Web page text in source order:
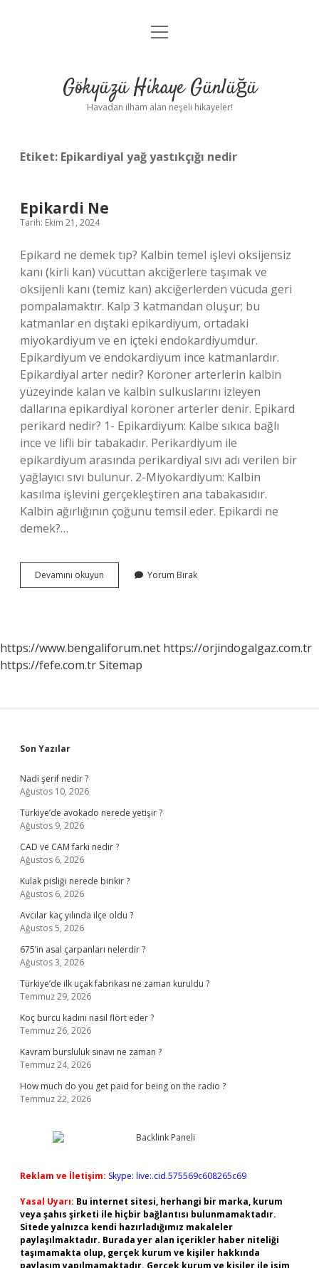
Anasayfa
Yasal Uyarı
menüyü
Gökyüzü Hikaye Günlüğü
Havadan ilham alan neşeli hikayeler!
Etiket: Epikardiyal yağ yastıkçığı nedir
Epikardi Ne
Tarih: Ekim 21, 2024
Epikard ne demek tıp? Kalbin temel işlevi oksijensiz
kanı (kirli kan) vücuttan akciğerlere taşımak ve
oksijenli kanı (temiz kan) akciğerlerden vücuda geri
pompalamaktır. Kalp 3 katmandan oluşur; bu
katmanlar en dıştaki epikardiyum, ortadaki
miyokardiyum ve en içteki endokardiyumdur.
Epikardiyum ve endokardiyum ince katmanlardır.
Epikardiyal arter nedir? Koroner arterlerin kalbin
yüzeyinde kalan ve kalbin sulkuslarını izleyen
dallarına epikardiyal koroner arterler denir. Epikard
perikard nedir? 1- Epikardiyum: Kalbe sıkıca bağlı
ince ve lifli bir tabakadır. Perikardiyum ile
epikardiyum arasında perikardiyal sıvı adı verilen bir
yağlayıcı sıvı bulunur. 2-Miyokardiyum: Kalbin
kasılma işlevini gerçekleştiren ana tabakasıdır.
Kalbin ağırlığının çoğunu temsil eder. Epikardi ne
demek?…
Devamını okuyun Epikardi
Ne
Yorum Bırak
https://www.bengaliforum.net https://orjindogalgaz.com.tr
https://fefe.com.trSitemap
Sidebar
Son Yazılar
Nadi şerif nedir ?
Ağustos 10, 2026
Türkiye’de avokado nerede yetişir ?
Ağustos 9, 2026
CAD ve CAM farkı nedir ?
Ağustos 6, 2026
Kulak pisliği nerede birikir ?
Ağustos 6, 2026
Avcılar kaç yılında ilçe oldu ?
Ağustos 5, 2026
675’in asal çarpanları nelerdir ?
Ağustos 3, 2026
Türkiye’de ilk uçak fabrikası ne zaman kuruldu ?
Temmuz 29, 2026
Koç burcu kadını nasıl flört eder ?
Temmuz 26, 2026
Kavram bursluluk sınavı ne zaman ?
Temmuz 24, 2026
How much do you get paid for being on the radio ?
Temmuz 22, 2026
Reklam ve İletişim: Skype: live:.cid.575569c608265c69
Yasal Uyarı: Bu internet sitesi, herhangi bir marka, kurum
veya şahıs şirketi ile hiçbir bağlantısı bulunmamaktadır.
Sitede yalnızca kendi hazırladığımız makaleler
paylaşılmaktadır. Burada yer alan içerikler haber niteliği
taşımamakta olup, gerçek kurum ve kişiler hakkında
paylaşım yapılmamaktadır. Gerçek kurum ve kişiler ile isim